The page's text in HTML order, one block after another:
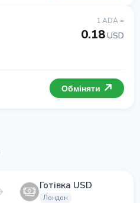
1 ADA =
0.18USD
Обміняти
Готівка USD
Лондон